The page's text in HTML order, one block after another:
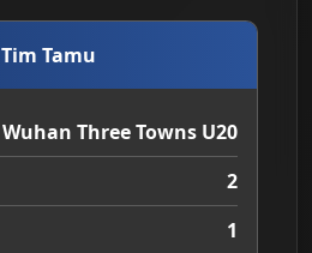
Tim Tamu
Wuhan Three Towns U20
2
1